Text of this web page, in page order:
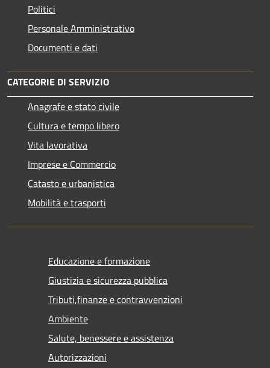
Politici
Personale Amministrativo
Documenti e dati
CATEGORIE DI SERVIZIO
Anagrafe e stato civile
Cultura e tempo libero
Vita lavorativa
Imprese e Commercio
Catasto e urbanistica
Mobilità e trasporti
Educazione e formazione
Giustizia e sicurezza pubblica
Tributi,finanze e contravvenzioni
Ambiente
Salute, benessere e assistenza
Autorizzazioni